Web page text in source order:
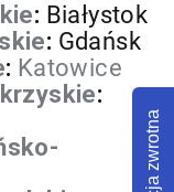
: Białystok
: Gdańsk
: Katowice
: